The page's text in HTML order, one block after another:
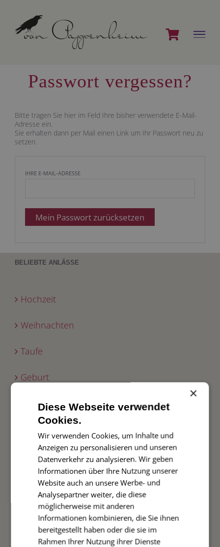
springen
Passwort vergessen?
Bitte tragen Sie hier im Feld Ihre bisher verwendete E-Mail-
Adresse ein.
Sie erhalten dann per Mail einen Link um Ihr Passwort neu zu
setzen.
IHRE E-MAIL-ADRESSE
BELIEBTE ANLÄSSE
Hochzeit
Weihnachten
Taufe
Geburt
Verlobung
Über uns
×
Diese Webseite verwendet
Cookies.
Wir verwenden Cookies, um Inhalte und
Anzeigen zu personalisieren und unseren
Datenverkehr zu analysieren. Wir geben
Informationen über Ihre Nutzung unserer
Website auch an unsere Werbe- und
Analysepartner weiter, die diese
möglicherweise mit anderen
Informationen kombinieren, die Sie ihnen
bereitgestellt haben oder die sie im
Rahmen Ihrer Nutzung ihrer Dienste